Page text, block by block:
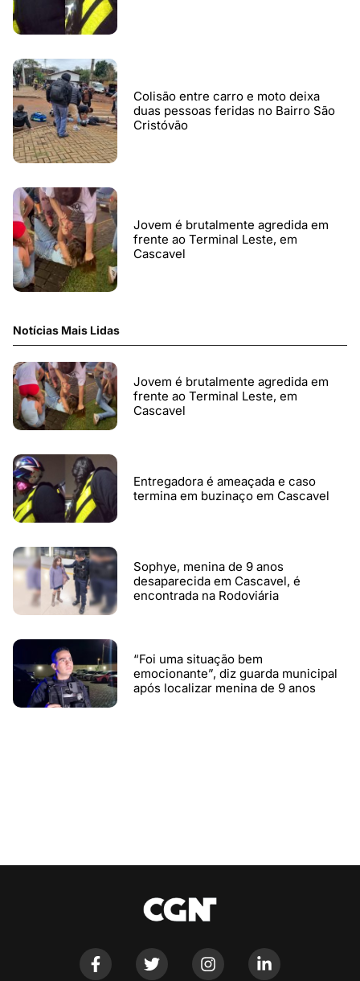
Colisão entre carro e moto deixa
duas pessoas feridas no Bairro São
Cristóvão
Jovem é brutalmente agredida em
frente ao Terminal Leste, em
Cascavel
Notícias Mais Lidas
Jovem é brutalmente agredida em
frente ao Terminal Leste, em
Cascavel
Entregadora é ameaçada e caso
termina em buzinaço em Cascavel
Sophye, menina de 9 anos
desaparecida em Cascavel, é
encontrada na Rodoviária
“Foi uma situação bem
emocionante”, diz guarda municipal
após localizar menina de 9 anos